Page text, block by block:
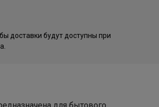
доставки будут доступны при